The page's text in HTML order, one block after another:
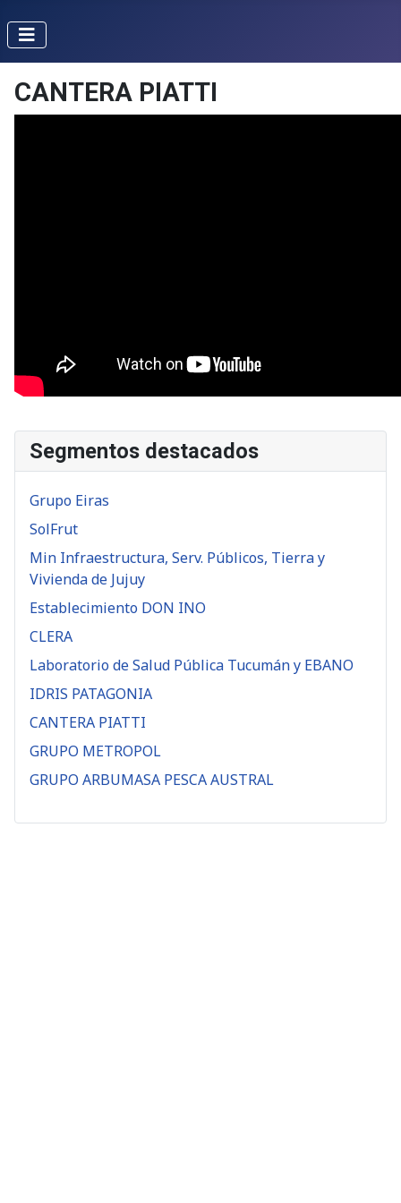
CANTERA PIATTI
Segmentos destacados
Grupo Eiras
SolFrut
Min Infraestructura, Serv. Públicos, Tierra y
Vivienda de Jujuy
Establecimiento DON INO
CLERA
Laboratorio de Salud Pública Tucumán y EBANO
IDRIS PATAGONIA
CANTERA PIATTI
GRUPO METROPOL
GRUPO ARBUMASA PESCA AUSTRAL